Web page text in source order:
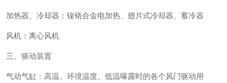
加热器、冷却器：镍铬合金电加热、翅片式冷却器、蓄冷器
风机：离心风机
三、驱动装置
气动气缸：高温、环境温度、低温曝露时的各个风门驱动用